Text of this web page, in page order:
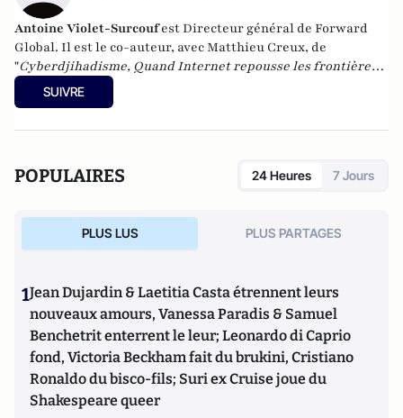
Antoine Violet-Surcoufest Directeur général de Forward
Global. Il est le co-auteur, avec Matthieu Creux, de
"Cyberdjihadisme, Quand Internet repousse les frontières
du champ de bataille
SUIVRE
POPULAIRES 24 Heures 7 Jours
PLUS LUS PLUS PARTAGES
1Jean Dujardin & Laetitia Casta étrennent leurs
nouveaux amours, Vanessa Paradis & Samuel
Benchetrit enterrent le leur; Leonardo di Caprio
fond, Victoria Beckham fait du brukini, Cristiano
Ronaldo du bisco-fils; Suri ex Cruise joue du
Shakespeare queer